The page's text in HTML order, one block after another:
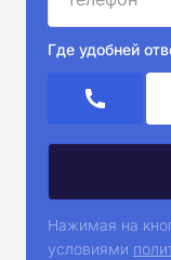
Где удобней
Нажимая на
условиями